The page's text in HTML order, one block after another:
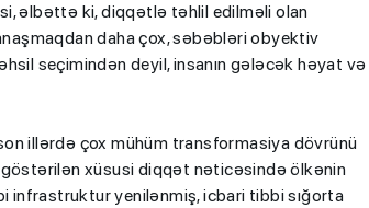
əlbəttə ki, diqqətlə təhlil edilməli olan
daha çox, səbəbləri obyektiv
seçimindən deyil, insanın gələcək həyat və
illərdə çox mühüm transformasiya dövrünü
xüsusi diqqət nəticəsində ölkənin
yenilənmiş, icbari tibbi sığorta